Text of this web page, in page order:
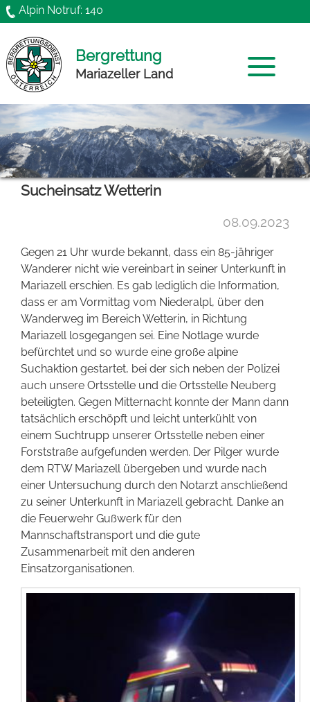
Direkt zum Inhalt
Alpin Notruf: 140
Bergrettung
Mariazeller Land
Home
Mannschaft
News
Funktionäre
Gründung
Förderer werden
Kontakt
Sucheinsatz Wetterin
08.09.2023
Gegen 21 Uhr wurde bekannt, dass ein 85-jähriger
Wanderer nicht wie vereinbart in seiner Unterkunft in
Mariazell erschien. Es gab lediglich die Information,
dass er am Vormittag vom Niederalpl, über den
Wanderweg im Bereich Wetterin, in Richtung
Mariazell losgegangen sei. Eine Notlage wurde
befürchtet und so wurde eine große alpine
Suchaktion gestartet, bei der sich neben der Polizei
auch unsere Ortsstelle und die Ortsstelle Neuberg
beteiligten. Gegen Mitternacht konnte der Mann dann
tatsächlich erschöpft und leicht unterkühlt von
einem Suchtrupp unserer Ortsstelle neben einer
Forststraße aufgefunden werden. Der Pilger wurde
dem RTW Mariazell übergeben und wurde nach
einer Untersuchung durch den Notarzt anschließend
zu seiner Unterkunft in Mariazell gebracht. Danke an
die Feuerwehr Gußwerk für den
Mannschaftstransport und die gute
Zusammenarbeit mit den anderen
Einsatzorganisationen.